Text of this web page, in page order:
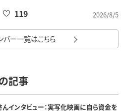
2026/8/5
119
バー一覧はこちら
記事
インタビュー：実写化映画に自ら資金を